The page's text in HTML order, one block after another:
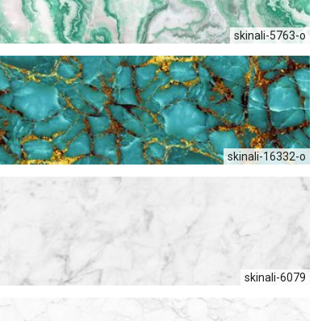
skinali-5763-o
skinali-16332-о
skinali-6079